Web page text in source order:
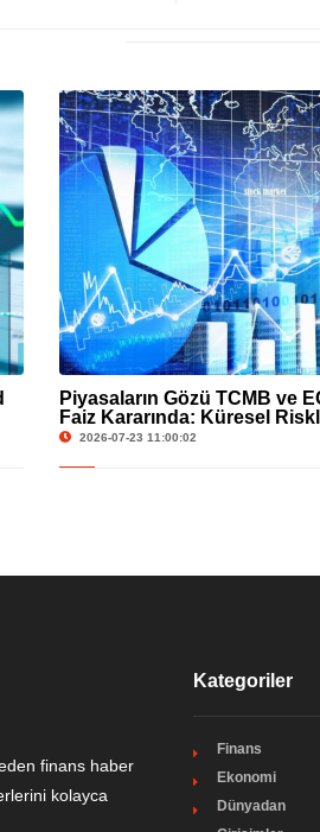
Piyasaların Gözü TCMB ve
Faiz Kararında: Küresel
Teknoloji Hisseleri Gündemde
2026-07-23 11:00:02
finans haber
kolayca
Kategoriler
Finans
Ekonomi
Dünyadan